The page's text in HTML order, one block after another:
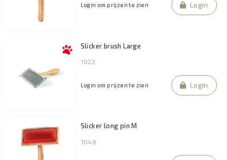
Login om prijzen te zien Login
Slicker brush Large
7022
Login om prijzen te zien Login
Slicker long pin M
7048